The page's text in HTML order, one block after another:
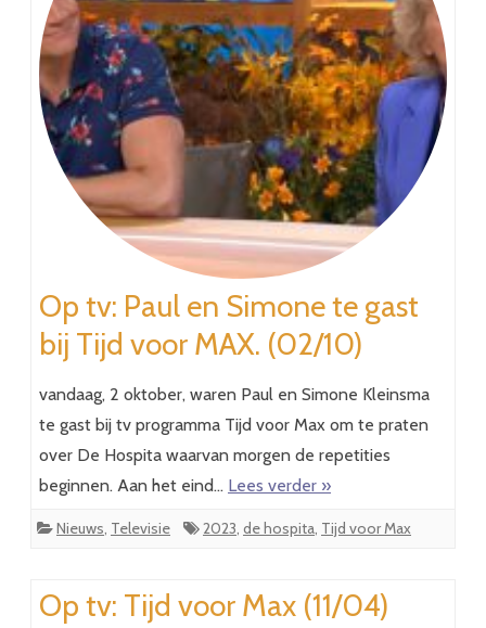
Op tv: Paul en Simone te gast
bij Tijd voor MAX. (02/10)
vandaag, 2 oktober, waren Paul en Simone Kleinsma
te gast bij tv programma Tijd voor Max om te praten
over De Hospita waarvan morgen de repetities
beginnen. Aan het eind… Lees verder »
Nieuws, Televisie 2023, de hospita, Tijd voor Max
Op tv: Tijd voor Max (11/04)